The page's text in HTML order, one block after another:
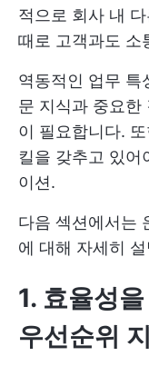
적으로 회사 내
때로 고객과도 소
역동적인 업무 특
문 지식과 중요한
이 필요합니다.
킬을 갖추고 있어
이션.
다음 섹션에서는
에 대해 자세히
1. 효율성
우선순위